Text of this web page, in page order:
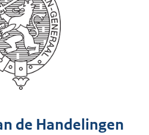
de Handelingen